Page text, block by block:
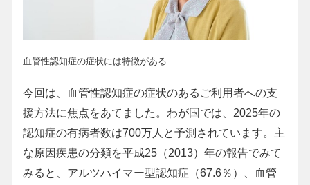
血管性認知症の症状には特徴がある
今回は、血管性認知症の症状のあるご利用者への支
援方法に焦点をあてました。わが国では、2025年の
認知症の有病者数は700万人と予測されています。主
な原因疾患の分類を平成25（2013）年の報告でみて
みると、アルツハイマー型認知症（67.6％）、血管